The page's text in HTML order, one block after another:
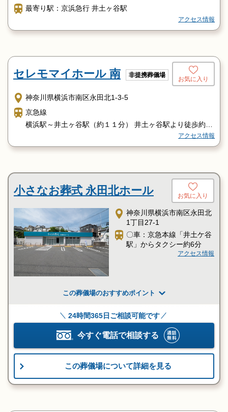
最寄り駅：京浜急行 井土ヶ谷駅
アクセス情報
セレモマイホール 南 非提携葬儀場
お気に入り
神奈川県横浜市南区永田北1-3-5
京急線
横浜駅～井土ヶ谷駅（約１１分） 井土ヶ谷駅より徒歩約８
ＪＲ横須賀線
５分
（保土ヶ谷駅東口よりバスで3停留所目「北永田」下車）
バス
井土ヶ谷駅より市営バス（９）、（１１）、（７９）系統
で
「北永田」バス停下車すぐ
保土ヶ谷駅東口より市営バス（２１２）、（５３）系統で
アクセス情報
小さなお葬式 永田北ホール お気に入り
神奈川県横浜市南区永田北
1丁目27-1
〇車：京急本線「井土ケ谷
駅」からタクシー約6分
アクセス情報
この葬儀場のおすすめポイント
24時間365日ご相談可能です
今すぐ電話で相談する
この葬儀場について詳細を見る